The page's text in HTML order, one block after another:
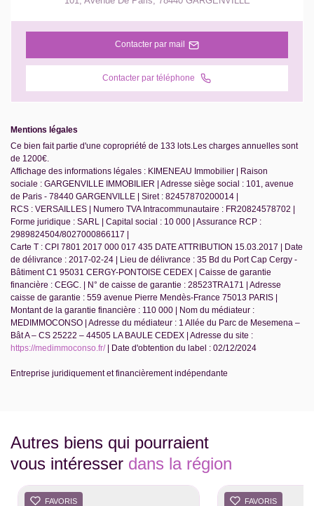
Contacter par mail
Contacter par téléphone
Mentions légales
Ce bien fait partie d'une copropriété de 133 lots.Les charges annuelles sont
de 1200€.
Affichage des informations légales : KIMENEAU Immobilier | Raison
sociale : GARGENVILLE IMMOBILIER | Adresse siège social : 101, avenue
de Paris - 78440 GARGENVILLE | Siret : 82457870200014 |
RCS : VERSAILLES | Numero TVA Intracommunautaire : FR20824578702 |
Forme juridique : SARL | Capital social : 10 000 | Assurance RCP :
2989824504/8027000866117 |
Carte T : CPI 7801 2017 000 017 435 DATE ATTRIBUTION 15.03.2017 | Date
de délivrance : 2017-02-24 | Lieu de délivrance : 35 Bd du Port Cap Cergy -
Bâtiment C1 95031 CERGY-PONTOISE CEDEX | Caisse de garantie
financière : CEGC. | N° de caisse de garantie : 28523TRA171 | Adresse
caisse de garantie : 559 avenue Pierre Mendès-France 75013 PARIS |
Montant de la garantie financière : 110 000 | Nom du médiateur :
MEDIMMOCONSO | Adresse du médiateur : 1 Allée du Parc de Mesemena –
Bât A – CS 25222 – 44505 LA BAULE CEDEX | Adresse du site :
https://medimmoconso.fr/| Date d'obtention du label : 02/12/2024
Entreprise juridiquement et financièrement indépendante
Autres biens qui pourraient
vous intéresser dans la région
FAVORIS FAVORIS